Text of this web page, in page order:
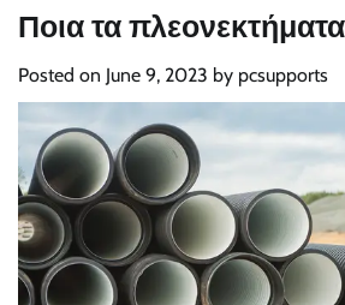
Ποια τα πλεονεκτήματα
Posted on June 9, 2023 by pcsupports